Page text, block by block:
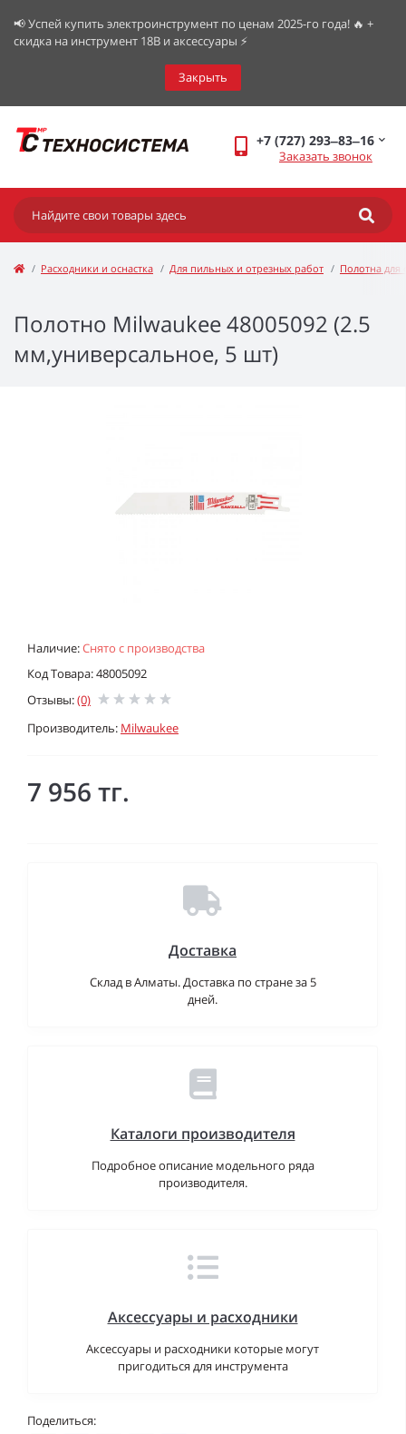
📢 Успей купить электроинструмент по ценам 2025-го года! 🔥 +
скидка на инструмент 18В и аксессуары ⚡️
Закрыть
+7 (727) 293‒83‒16
Заказать звонок
Расходники и оснастка Для пильных и отрезных работ Полотна для
Полотно Milwaukee 48005092 (2.5
мм,универсальное, 5 шт)
Наличие:Снято с производства
Код Товара: 48005092
Отзывы:(0)
Производитель: Milwaukee
7 956 тг.
Доставка
Склад в Алматы. Доставка по стране за 5
дней.
Каталоги производителя
Подробное описание модельного ряда
производителя.
Аксессуары и расходники
Аксессуары и расходники которые могут
пригодиться для инструмента
Поделиться: